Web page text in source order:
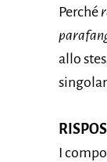
Perché
allo
I